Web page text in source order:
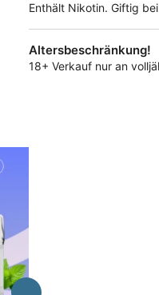
Enthält Nikotin. Giftig
Altersbeschränkung!
18+ Verkauf nur an